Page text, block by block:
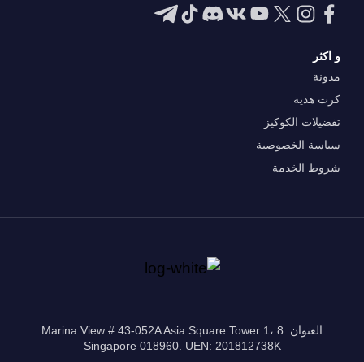
و اكثر
مدونة
كرت هدية
تفضيلات الكوكيز
سياسة الخصوصية
شروط الخدمة
العنوان: 8 Marina View # 43-052A Asia Square Tower 1،
Singapore 018960. UEN: 201812738K